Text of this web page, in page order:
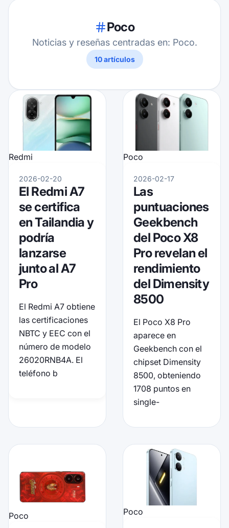
Poco
Noticias y reseñas centradas en: Poco.
10artículos
Redmi
2026-02-20
El Redmi A7
se certifica
en Tailandia y
podría
lanzarse
junto al A7
Pro
El Redmi A7 obtiene
las certificaciones
NBTC y EEC con el
número de modelo
26020RNB4A. El
teléfono b
Poco
2026-02-17
Las
puntuaciones
Geekbench
del Poco X8
Pro revelan el
rendimiento
del Dimensity
8500
El Poco X8 Pro
aparece en
Geekbench con el
chipset Dimensity
8500, obteniendo
1708 puntos en
single-
Poco Poco